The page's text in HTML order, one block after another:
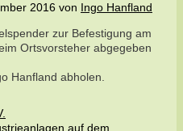
2016 von Ingo Hanfland
zur Befestigung am
Ortsvorsteher abgegeben
Hanfland abholen.
auf dem